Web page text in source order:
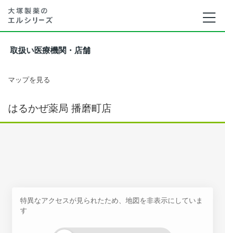
取扱い医療機関・店舗
マップを見る
はるかぜ薬局 播磨町店
特異なアクセスが見られたため、地図を非表示にしていま
す